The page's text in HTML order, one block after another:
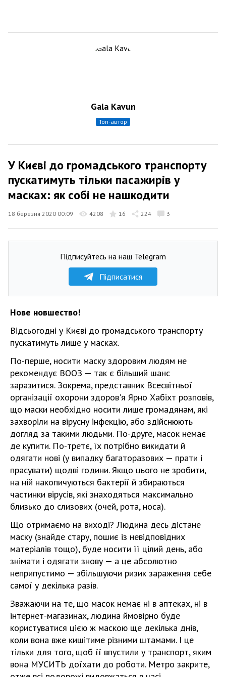
Gala Kavun
топ-автор
У Києві до громадського транспорту
пускатимуть тільки пасажирів у
масках: як собі не нашкодити
18 березня 2020 00:09 4208 16 224 3
Підписуйтесь на наш Telegram
Підписатися
Нове новшество!
Відсьогодні у Києві до громадського транспорту
пускатимуть лише у масках.
По-перше, носити маску здоровим людям не
рекомендує ВООЗ — так є більший шанс
заразитися. Зокрема, представник Всесвітньої
організації охорони здоров'я Ярно Хабіхт розповів,
що маски необхідно носити лише громадянам, які
захворіли на вірусну інфекцію, або здійснюють
догляд за такими людьми. По-друге, масок немає
де купити. По-третє, їх потрібно викидати й
одягати нові (у випадку багаторазових — прати і
прасувати) щодві години. Якщо цього не зробити,
на ній накопичуються бактерії й збираються
частинки вірусів, які знаходяться максимально
близько до слизових (очей, рота, носа).
Що отримаємо на виході? Людина десь дістане
маску (знайде стару, пошиє із невідповідних
матеріалів тощо), буде носити її цілий день, або
знімати і одягати знову — а це абсолютно
неприпустимо — збільшуючи ризик зараження себе
самої у декілька разів.
Зважаючи на те, що масок немає ні в аптеках, ні в
інтернет-магазинах, людина ймовірно буде
користуватися цією ж маскою ще декілька днів,
коли вона вже кишітиме різними штамами. І це
тільки для того, щоб її впустили у транспорт, яким
вона МУСИТЬ доїхати до роботи. Метро закрите,